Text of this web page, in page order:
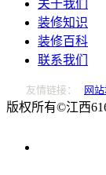
关于我们
装修知识
装修百科
联系我们
友情链接： 网
版权所有©江西